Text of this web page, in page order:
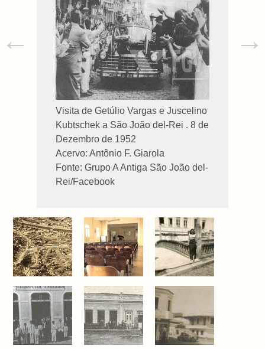
Visita de Getúlio Vargas e Juscelino
Kubtschek a São João del-Rei . 8 de
Dezembro de 1952
Acervo: Antônio F. Giarola
Fonte: Grupo A Antiga São João del-
Rei/Facebook
← →